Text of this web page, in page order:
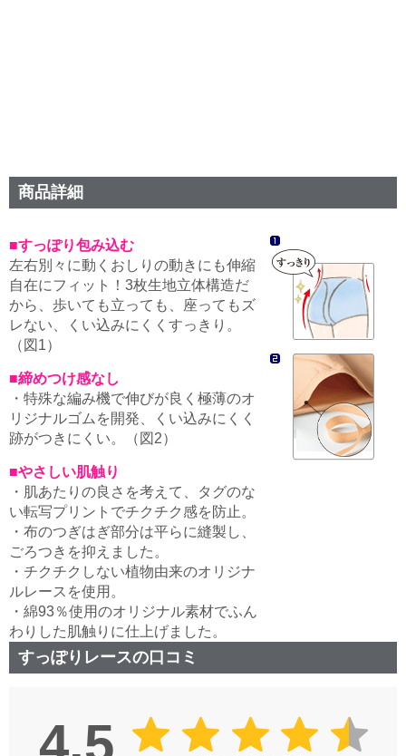
商品詳細
■すっぽり包み込む
左右別々に動くおしりの動きにも伸縮
自在にフィット！3枚生地立体構造だ
から、歩いても立っても、座ってもズ
レない、くい込みにくくすっきり。
（図1）
■締めつけ感なし
・特殊な編み機で伸びが良く極薄のオ
リジナルゴムを開発、くい込みにくく
跡がつきにくい。（図2）
■やさしい肌触り
・肌あたりの良さを考えて、タグのな
い転写プリントでチクチク感を防止。
・布のつぎはぎ部分は平らに縫製し、
ごろつきを抑えました。
・チクチクしない植物由来のオリジナ
ルレースを使用。
・綿93％使用のオリジナル素材でふん
わりした肌触りに仕上げました。
すっぽりレースの口コミ